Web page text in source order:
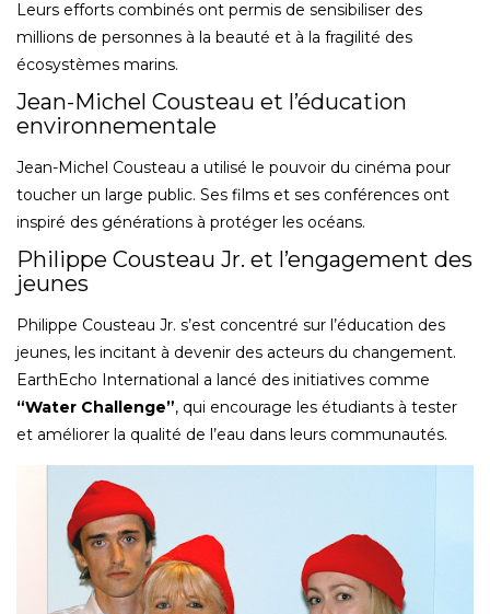
Leurs efforts combinés ont permis de sensibiliser des
millions de personnes à la beauté et à la fragilité des
écosystèmes marins.
Jean-Michel Cousteau et l’éducation
environnementale
Jean-Michel Cousteau a utilisé le pouvoir du cinéma pour
toucher un large public. Ses films et ses conférences ont
inspiré des générations à protéger les océans.
Philippe Cousteau Jr. et l’engagement des
jeunes
Philippe Cousteau Jr. s’est concentré sur l’éducation des
jeunes, les incitant à devenir des acteurs du changement.
EarthEcho International a lancé des initiatives comme
“Water Challenge”, qui encourage les étudiants à tester
et améliorer la qualité de l’eau dans leurs communautés.